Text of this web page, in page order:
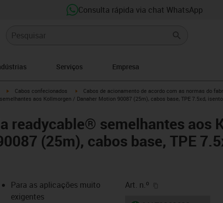
Consulta rápida via chat WhatsApp
Serviços Empresa
igus-icon-arrow-right
Cabos confecionados igus-icon-arrow-right
Cabos de acionamento de acordo com as normas do
aos Kollmorgen / Danaher Motion 90087 (25m), cabos base, TPE 7.5xd,
readycable® semelhantes aos
(25m), cabos base, TPE
Para as aplicações muito
exigentes
Art. n.º